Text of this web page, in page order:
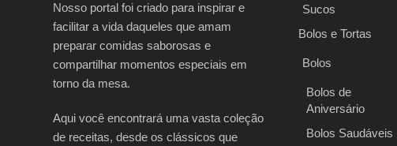
Nosso portal foi criado para inspirar e
facilitar a vida daqueles que amam
preparar comidas saborosas e
compartilhar momentos especiais em
torno da mesa.
Aqui você encontrará uma vasta coleção
de receitas, desde os clássicos que
Sucos
Bolos e Tortas
Bolos
Bolos de
Aniversário
Bolos Saudáveis